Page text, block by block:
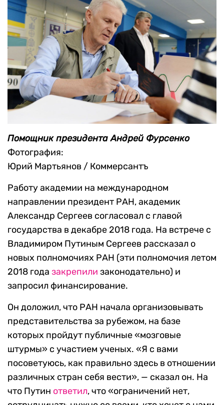
Помощник президента Андрей Фурсенко
Фотография:
Юрий Мартьянов / Коммерсантъ
Работу академии на международном
направлении президент РАН, академик
Александр Сергеев согласовал с главой
государства в декабре 2018 года. На встрече с
Владимиром Путиным Сергеев рассказал о
новых полномочиях РАН (эти полномочия летом
2018 года закрепили законодательно) и
запросил финансирование.
Он доложил, что РАН начала организовывать
представительства за рубежом, на базе
которых пройдут публичные «мозговые
штурмы» с участием ученых. «Я с вами
посоветуюсь, как правильно здесь в отношении
различных стран себя вести», — сказал он. На
что Путин ответил, что «ограничений нет,